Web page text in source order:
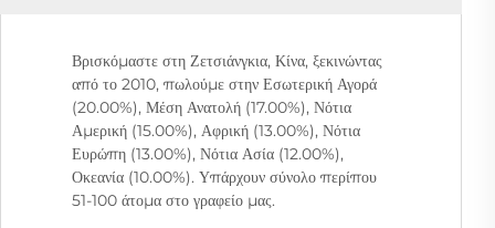
Βρισκόμαστε στη Ζετσιάνγκια, Κίνα, ξεκινώντας
από το 2010, πωλούμε στην Εσωτερική Αγορά
(20.00%), Μέση Ανατολή (17.00%), Νότια
Αμερική (15.00%), Αφρική (13.00%), Νότια
Ευρώπη (13.00%), Νότια Ασία (12.00%),
Οκεανία (10.00%). Υπάρχουν σύνολο περίπου
51-100 άτομα στο γραφείο μας.